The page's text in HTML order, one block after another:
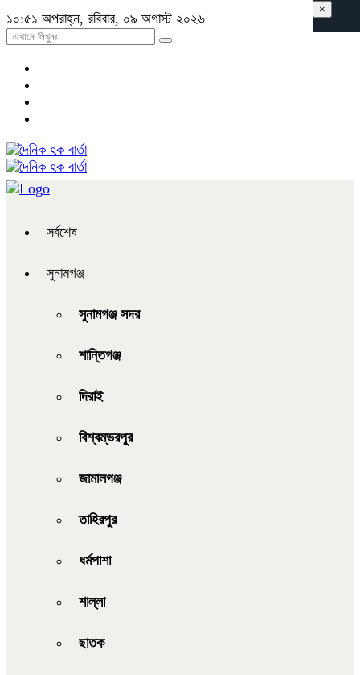
১০:৫১ অপরাহ্ন, রবিবার, ০৯ অগাস্ট ২০২৬
সর্বশেষ
সুনামগঞ্জ
সুনামগঞ্জ সদর
শান্তিগঞ্জ
দিরাই
বিশ্বম্ভরপুর
জামালগঞ্জ
তাহিরপুর
ধর্মপাশা
শাল্লা
ছাতক
×